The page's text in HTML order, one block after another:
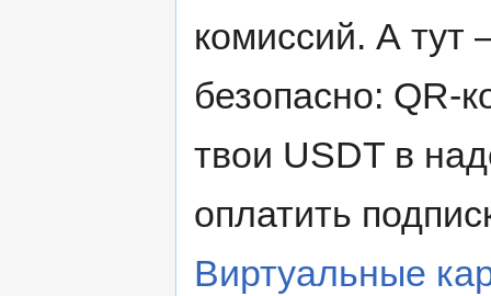
комиссий. А тут
безопасно: QR-
твои USDT в
оплатить
Виртуальные